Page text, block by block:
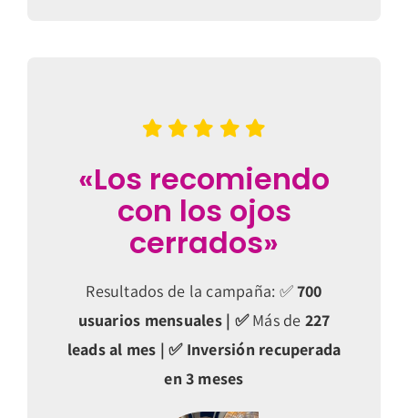
«Los recomiendo
con los ojos
cerrados»
Resultados de la campaña: ✅700
usuarios mensuales | ✅Más de 227
leads al mes | ✅ Inversión recuperada
en 3 meses